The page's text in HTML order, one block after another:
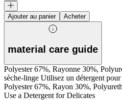
Ajouter au panier Acheter
material care guide
Polyester 67%, Rayonne 30%,
sèche-linge Utilisez un détergent
Polyester 67%, Rayon 30%,
Use a Detergent for Delicates